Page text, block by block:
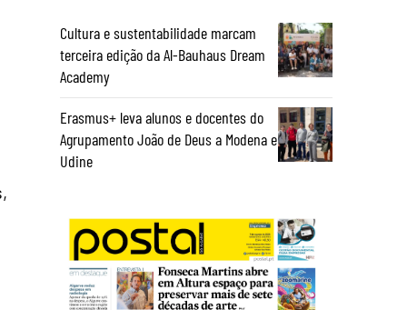
Cultura e sustentabilidade marcam
terceira edição da Al-Bauhaus Dream
Academy
Erasmus+ leva alunos e docentes do
Agrupamento João de Deus a Modena e
Udine